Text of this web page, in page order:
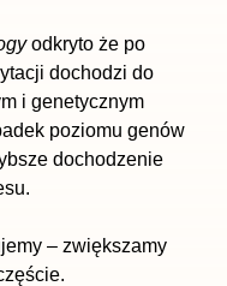
odkryto że po
dochodzi do
i genetycznym
poziomu genów
dochodzenie
– zwiększamy